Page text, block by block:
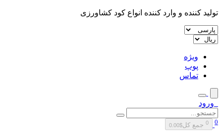
تولید کننده و وارد کننده انواع کود کشاورزی
ویژه
پوپ
تماس
ورود
0
0 جمع کل$0.00